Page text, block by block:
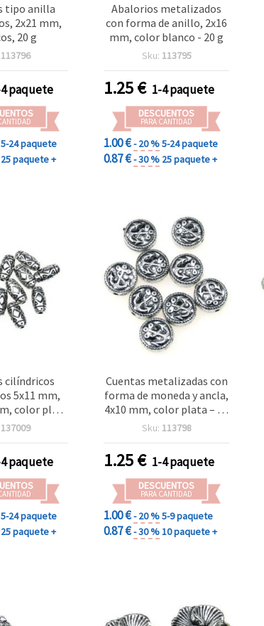
tipo anilla
2x21 mm,
20 g
113796
paquete
5-24 paquete
25 paquete +
Abalorios metalizados
con forma de anillo, 2x16
mm, color blanco - 20 g
Sku: 113795
1.25€ 1-4 paquete
DESCUENTOS
PARA CANTIDAD
1.00 €- 20 %5-24 paquete
0.87 €- 30 % 25 paquete +
cilíndricos
5x11 mm,
color plata
y borde
piezas)
137009
paquete
5-24 paquete
25 paquete +
Cuentas metalizadas con
forma de moneda y ancla,
4x10 mm, color plata – 50
g (aprox. 150 uds)
Sku: 113798
1.25€ 1-4 paquete
DESCUENTOS
PARA CANTIDAD
1.00 €- 20 %5-9 paquete
0.87 €- 30 %10 paquete +